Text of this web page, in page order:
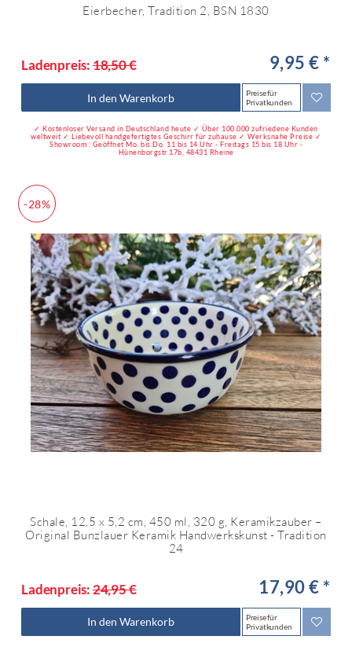
Eierbecher, Tradition 2, BSN 1830
Ladenpreis:18,50 € 9,95 € *
In den Warenkorb
Preise für
Privatkunden
✓ Kostenloser Versand in Deutschland heute ✓ Über 100.000 zufriedene Kunden
weltweit ✓ Liebevoll handgefertigtes Geschirr für zuhause ✓ Werksnahe Preise ✓
Showroom : Geöffnet Mo. bis Do. 11 bis 14 Uhr - Freitags 15 bis 18 Uhr -
Hünenborgstr.17b, 48431 Rheine
-28%
Schale, 12,5 x 5,2 cm, 450 ml, 320 g, Keramikzauber –
Original Bunzlauer Keramik Handwerkskunst - Tradition
24
Ladenpreis:24,95 € 17,90 € *
In den Warenkorb
Preise für
Privatkunden